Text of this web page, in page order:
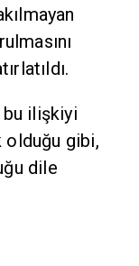
ilişkiyi
olduğu gibi,
dile